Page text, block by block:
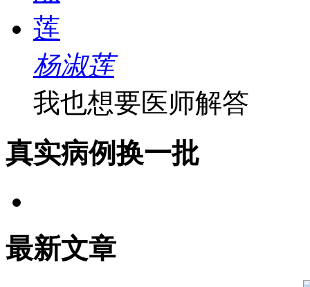
杨淑莲
我也想要医师解答
真实病例换一批
最新文章